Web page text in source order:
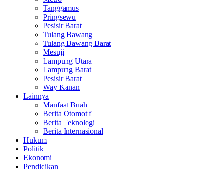
Tanggamus
Pringsewu
Pesisir Barat
Tulang Bawang
Tulang Bawang Barat
Mesuji
Lampung Utara
Lampung Barat
Pesisir Barat
Way Kanan
Lainnya
Manfaat Buah
Berita Otomotif
Berita Teknologi
Berita Internasional
Hukum
Politik
Ekonomi
Pendidikan